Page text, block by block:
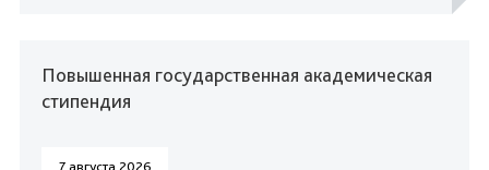
Повышенная государственная академическая
стипендия
7 августа 2026